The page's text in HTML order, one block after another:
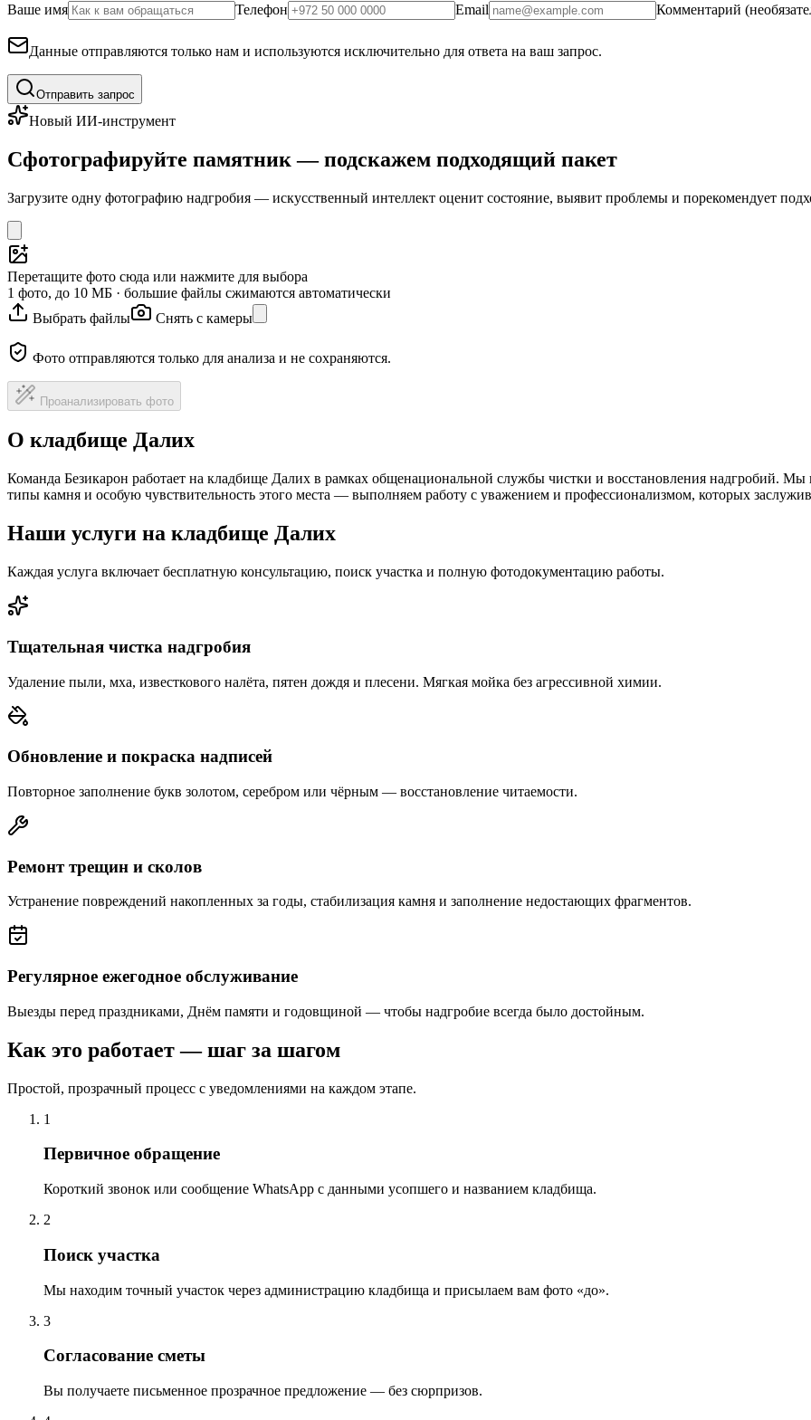
Ваше имя Телефон Email Комментарий
Данные отправляются только нам и используются исключительно для ответа на ваш запрос.
Отправить запрос
Новый ИИ-инструмент
Сфотографируйте памятник — подскажем подходящий пакет
Загрузите одну фотографию надгробия — искусственный интеллект оценит состояние, выявит проблемы и порекомендует
Перетащите фото сюда или нажмите для выбора
1 фото, до 10 МБ · большие файлы сжимаются автоматически
Выбрать файлы
Снять с камеры
Фото отправляются только для анализа и не сохраняются.
Проанализировать фото
О кладбище Далих
Команда Безикарон работает на кладбище Далих в рамках общенациональной службы чистки и восстановления надгробий. Мы
типы камня и особую чувствительность этого места — выполняем работу с уважением и профессионализмом, которых
Наши услуги на кладбище Далих
Каждая услуга включает бесплатную консультацию, поиск участка и полную фотодокументацию работы.
Тщательная чистка надгробия
Удаление пыли, мха, известкового налёта, пятен дождя и плесени. Мягкая мойка без агрессивной химии.
Обновление и покраска надписей
Повторное заполнение букв золотом, серебром или чёрным — восстановление читаемости.
Ремонт трещин и сколов
Устранение повреждений накопленных за годы, стабилизация камня и заполнение недостающих фрагментов.
Регулярное ежегодное обслуживание
Выезды перед праздниками, Днём памяти и годовщиной — чтобы надгробие всегда было достойным.
Как это работает — шаг за шагом
Простой, прозрачный процесс с уведомлениями на каждом этапе.
1
Первичное обращение
Короткий звонок или сообщение WhatsApp с данными усопшего и названием кладбища.
2
Поиск участка
Мы находим точный участок через администрацию кладбища и присылаем вам фото «до».
3
Согласование сметы
Вы получаете письменное прозрачное предложение — без сюрпризов.